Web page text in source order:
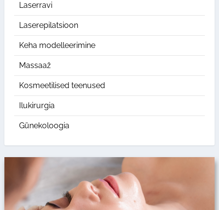
Laserravi
Laserepilatsioon
Keha modelleerimine
Massaaž
Kosmeetilised teenused
Ilukirurgia
Günekoloogia